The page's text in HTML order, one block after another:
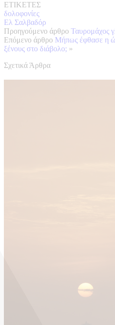
ΕΤΙΚΕΤΕΣ
δολοφονίες
Ελ Σαλβαδόρ
Προηγούμενο άρθρο Ταυρομάχος
Επόμενο άρθρο Μήπως έφθασε η
ξένους στο διάβολο; »
Σχετικά Άρθρα